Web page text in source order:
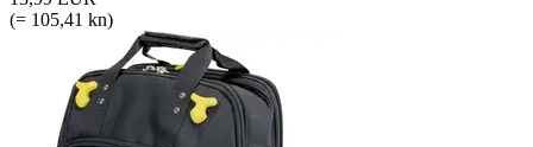
(= 105,41 kn)